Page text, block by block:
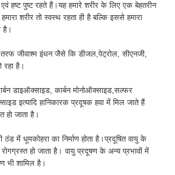
हष्ट पुष्ट रहते हैं।यह हमारे शरीर के लिए एक बेहतरीन
शरीर तो स्वस्थ रहता ही है बल्कि इससे हमारा
है।
जीवाश्म इंधन जैसे कि डीजल,पेट्रोल, सीएनजी,
रहा है।
डाइऑक्साइड, कार्बन मोनोऑक्साइड,सल्फर
इत्यादि हानिकारक प्रदूषक हवा में मिल जाते हैं
हो जाता है।
ठंड में धूमकोहरा का निर्माण होता है।प्रदूषित वायु के
हो जाता है। वायु प्रदूषण के अन्य प्रभावों में
भी शामिल है।